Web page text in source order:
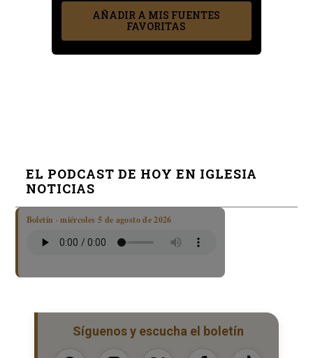
AÑADIR A MIS FUENTES
FAVORITAS
EL PODCAST DE HOY EN IGLESIA
NOTICIAS
Boletín · miércoles 5 de agosto de 2026
Síguenos y escucha el boletín